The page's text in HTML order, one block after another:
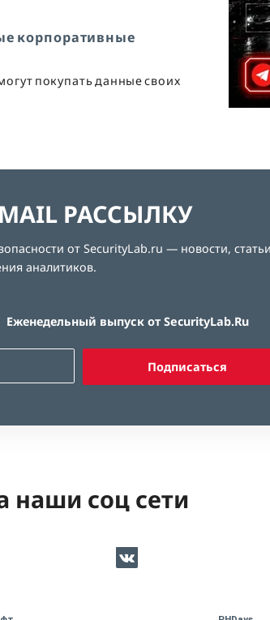
корпоративные
покупать данные своих
РАССЫЛКУ
от SecurityLab.ru — новости,
аналитиков.
Еженедельный выпуск от SecurityLab.Ru
Подписаться
наши соц сети